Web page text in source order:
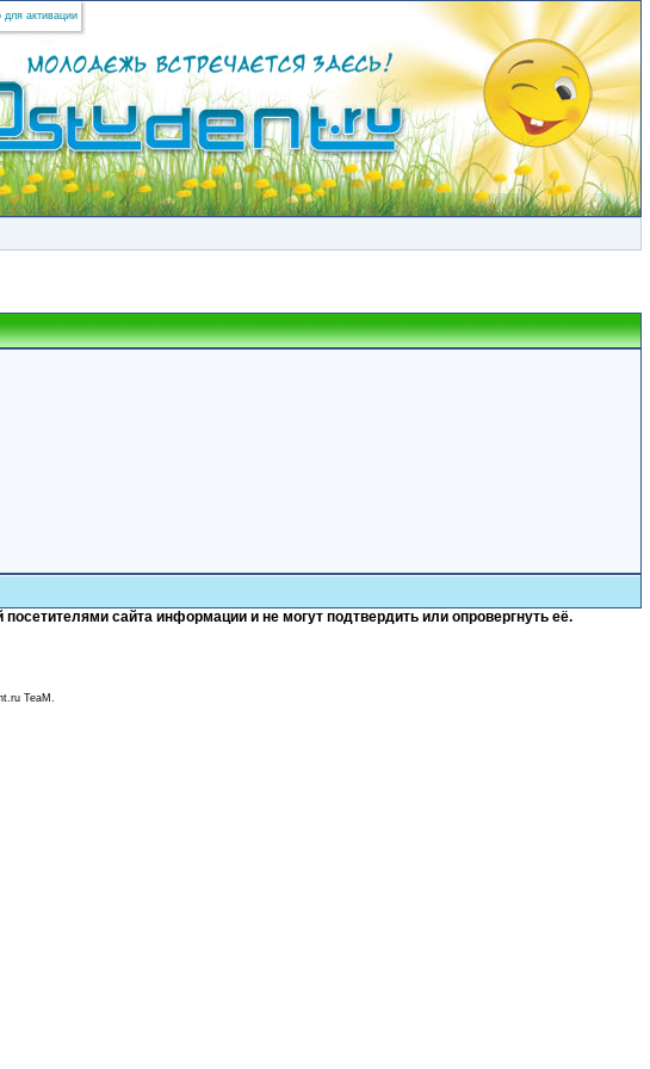
активации
сайта информации и не могут подтвердить или опровергнуть её.
TeaM.